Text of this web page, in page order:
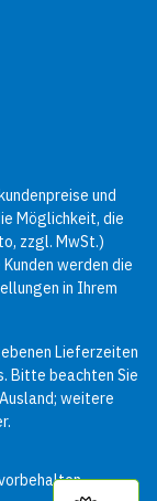
und
Möglichkeit, die
zzgl. MwSt.)
werden die
in Ihrem
Lieferzeiten
Bitte beachten Sie
weitere
.